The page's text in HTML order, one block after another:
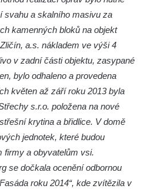
v ulici Gen.
Osvoboditelů v
v ulici V
koželužská v
svahu a skalního masivu za
kamenných bloků na objekt
a.s. nákladem ve výši 4
v zadní části objektu, zasypané
bylo odhaleno a provedena
květen až září roku 2013 byla
s.r.o. položena na nové
krytina a břidlice. V domě
jednotek, které budou
firmy a obyvatelům vsi.
se dočkala ocenění odbornou
roku 2014“, kde zvítězila v